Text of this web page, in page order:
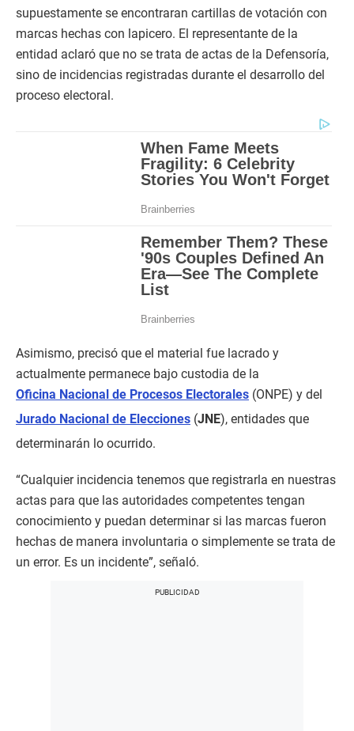
supuestamente se encontraran cartillas de votación con
marcas hechas con lapicero. El representante de la
entidad aclaró que no se trata de actas de la Defensoría,
sino de incidencias registradas durante el desarrollo del
proceso electoral.
Asimismo, precisó que el material fue lacrado y
actualmente permanece bajo custodia de la
Oficina Nacional de Procesos Electorales (ONPE) y del
Jurado Nacional de Elecciones (JNE), entidades que
determinarán lo ocurrido.
“Cualquier incidencia tenemos que registrarla en nuestras
actas para que las autoridades competentes tengan
conocimiento y puedan determinar si las marcas fueron
hechas de manera involuntaria o simplemente se trata de
un error. Es un incidente”, señaló.